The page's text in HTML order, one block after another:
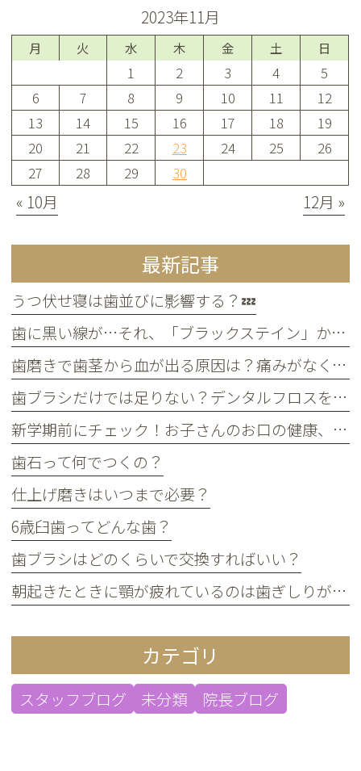
2023年11月
月 火 水 木 金 土 日
1 2 3 4
5
6
7 8 9 10 11
12
13
14 15 16 17 18
19
20
21 22 23 24 25
26
27
28 29 30
« 10月 12月 »
最新記事
うつ伏せ寝は歯並びに影響する？💤
歯に黒い線が…それ、「ブラックステイン」かもしれません！
歯磨きで歯茎から血が出る原因は？痛みがなくても受診すべき判断基準
歯ブラシだけでは足りない？デンタルフロスを使うメリット
新学期前にチェック！お子さんのお口の健康、大丈夫？
歯石って何でつくの？
仕上げ磨きはいつまで必要？
6歳臼歯ってどんな歯？
歯ブラシはどのくらいで交換すればいい？
朝起きたときに顎が疲れているのは歯ぎしりが原因？
カテゴリ
スタッフブログ 未分類 院長ブログ